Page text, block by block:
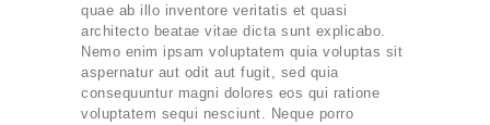
quae ab illo inventore veritatis et quasi
architecto beatae vitae dicta sunt explicabo.
Nemo enim ipsam voluptatem quia voluptas sit
aspernatur aut odit aut fugit, sed quia
consequuntur magni dolores eos qui ratione
voluptatem sequi nesciunt. Neque porro